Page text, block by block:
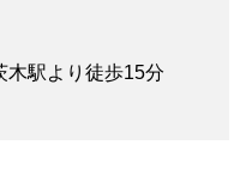
木駅より徒歩15分